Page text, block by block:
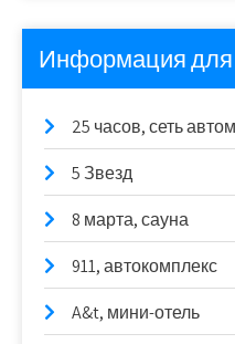
Информация для
25 часов, сеть
5 Звезд
8 марта, сауна
911, автокомплекс
A&t, мини-отель